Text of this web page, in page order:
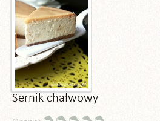
Sernik chałwowy